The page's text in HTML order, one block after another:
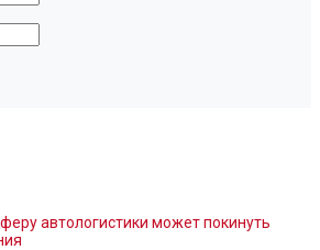
автологистики может покинуть